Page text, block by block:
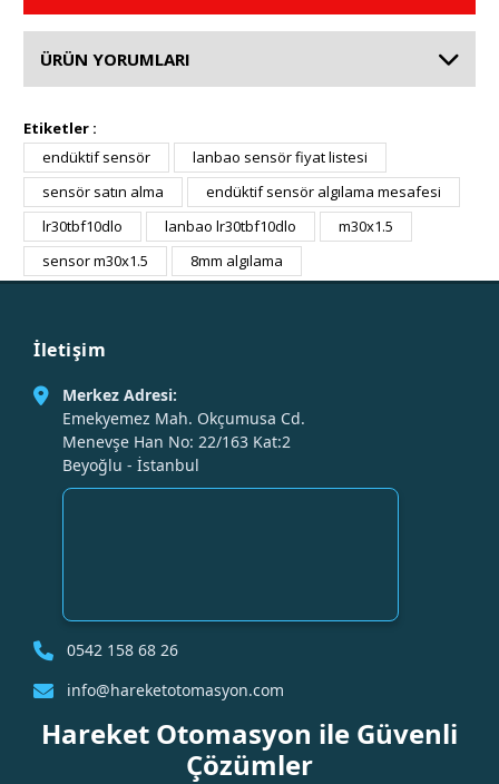
ÜRÜN YORUMLARI
Etiketler :
endüktif sensör
lanbao sensör fiyat listesi
sensör satın alma
endüktif sensör algılama mesafesi
lr30tbf10dlo
lanbao lr30tbf10dlo
m30x1.5
sensor m30x1.5
8mm algılama
İletişim
Merkez Adresi:
Emekyemez Mah. Okçumusa Cd.
Menevşe Han No: 22/163 Kat:2
Beyoğlu - İstanbul
0542 158 68 26
info@hareketotomasyon.com
Hareket Otomasyon ile Güvenli
Çözümler